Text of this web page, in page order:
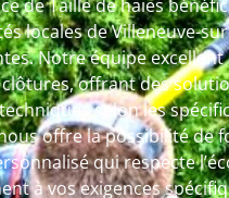
de Taille de haies
locales de Villeneuve-
Notre équipe
clôtures, offrant des
selon les
offre la possibilité de
qui respecte
à vos exigences